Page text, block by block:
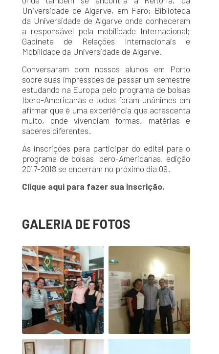
Universidade de Algarve, em Faro; Biblioteca
da Universidade de Algarve onde conheceram
a responsável pela mobilidade Internacional;
Gabinete de Relações Internacionais e
Mobilidade da Universidade de Algarve.
Conversaram com nossos alunos em Porto
sobre suas impressões de passar um semestre
estudando na Europa pelo programa de bolsas
Ibero-Americanas e todos foram unânimes em
afirmar que é uma experiência que acrescenta
muito, onde vivenciam formas, matérias e
saberes diferentes.
As inscrições para participar do edital para o
programa de bolsas Ibero-Americanas, edição
2017-2018 se encerram no próximo dia 09.
Clique aqui para fazer sua inscrição.
GALERIA DE FOTOS